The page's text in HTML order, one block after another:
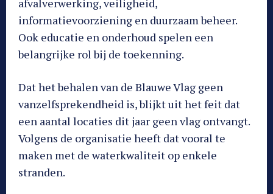
afvalverwerking, veiligheid,
informatievoorziening en duurzaam beheer.
Ook educatie en onderhoud spelen een
belangrijke rol bij de toekenning.
Dat het behalen van de Blauwe Vlag geen
vanzelfsprekendheid is, blijkt uit het feit dat
een aantal locaties dit jaar geen vlag ontvangt.
Volgens de organisatie heeft dat vooral te
maken met de waterkwaliteit op enkele
stranden.